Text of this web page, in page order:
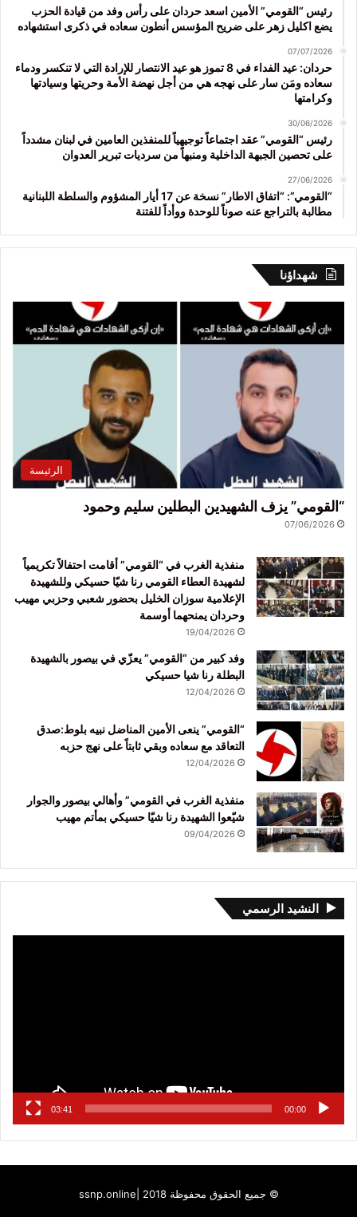
رئيس “القومي” الأمين اسعد حردان على رأس وفد من قيادة الحزب
يضع اكليل زهر على ضريح المؤسس أنطون سعاده في ذكرى استشهاده
07/07/2026
حردان: عيد الفداء في 8 تموز هو عيد الانتصار للإرادة التي لا تنكسر ودماء
سعاده ومَن سار على نهجه هي من أجل نهضة الأمة وحريتها وسيادتها
وكرامتها
30/06/2026
رئيس “القومي” عقد اجتماعاً توجيهياً للمنفذين العامين في لبنان مشدداً
على تحصين الجبهة الداخلية ومنبهاً من سرديات تبرير العدوان
27/06/2026
“القومي”: “اتفاق الاطار” نسخة عن 17 أيار المشؤوم والسلطة اللبنانية
مطالبة بالتراجع عنه صوناً للوحدة ووأداً للفتنة
شهداؤنا
الرئيسة
“القومي” يزف الشهيدين البطلين سليم وحمود
07/06/2026
منفذية الغرب في “القومي” أقامت احتفالاً تكريمياً
لشهيدة العطاء القومي رنا شيّا حسيكي وللشهيدة
الإعلامية سوزان الخليل بحضور شعبي وحزبي مهيب
وحردان يمنحهما أوسمة
19/04/2026
وفد كبير من “القومي” يعزّي في بيصور بالشهيدة
البطلة رنا شيا حسيكي
12/04/2026
“القومي” ينعى الأمين المناضل نبيه بلوط:صدق
التعاقد مع سعاده وبقي ثابتاً على نهج حزبه
12/04/2026
منفذية الغرب في القومي” وأهالي بيصور والجوار
شيّعوا الشهيدة رنا شيّا حسيكي بمأتم مهيب
09/04/2026
النشيد الرسمي
00:00
03:41
© جميع الحقوق محفوظة 2018 | ssnp.online